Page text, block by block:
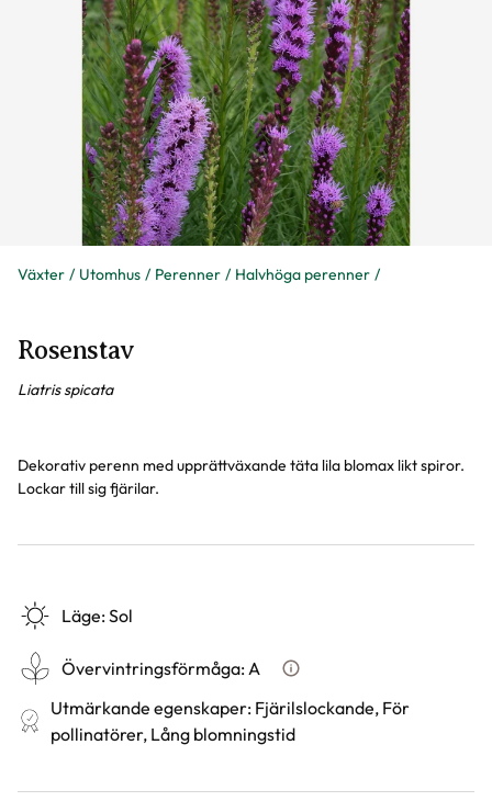
Växter Utomhus Perenner Halvhöga perenner
Rosenstav
Liatris spicata
Dekorativ perenn med upprättväxande täta lila blomax likt spiror.
Lockar till sig fjärilar.
Läge:Sol
Övervintringsförmåga:A Vad betyder
Utmärkande egenskaper: Fjärilslockande, För
pollinatörer, Lång blomningstid